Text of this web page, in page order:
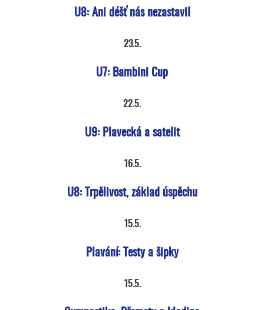
U8: Ani déšť nás nezastavil
23.5.
U7: Bambini Cup
22.5.
U9: Plavecká a satelit
16.5.
U8: Trpělivost, základ úspěchu
15.5.
Plavání: Testy a šipky
15.5.